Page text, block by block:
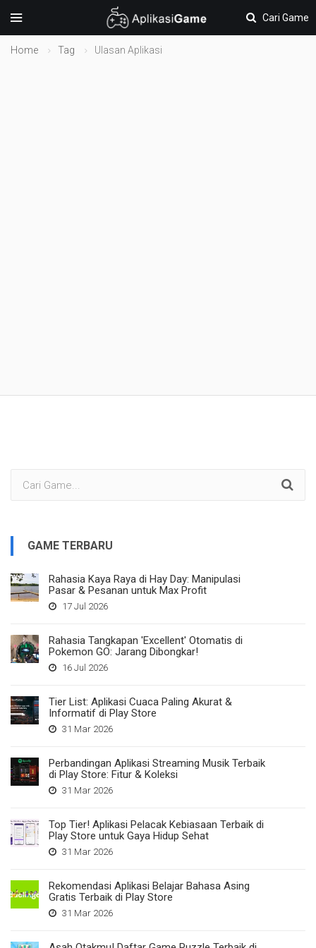
Cari Game
Home Tag Ulasan Aplikasi
GAME TERBARU
Rahasia Kaya Raya di Hay Day: Manipulasi
Pasar & Pesanan untuk Max Profit
17 Jul 2026
Rahasia Tangkapan 'Excellent' Otomatis di
Pokemon GO: Jarang Dibongkar!
16 Jul 2026
Tier List: Aplikasi Cuaca Paling Akurat &
Informatif di Play Store
31 Mar 2026
Perbandingan Aplikasi Streaming Musik Terbaik
di Play Store: Fitur & Koleksi
31 Mar 2026
Top Tier! Aplikasi Pelacak Kebiasaan Terbaik di
Play Store untuk Gaya Hidup Sehat
31 Mar 2026
Rekomendasi Aplikasi Belajar Bahasa Asing
Gratis Terbaik di Play Store
31 Mar 2026